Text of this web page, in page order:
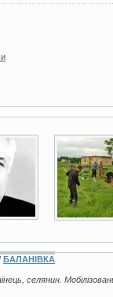
6 фото
БАЛАНІВКА
селянин.